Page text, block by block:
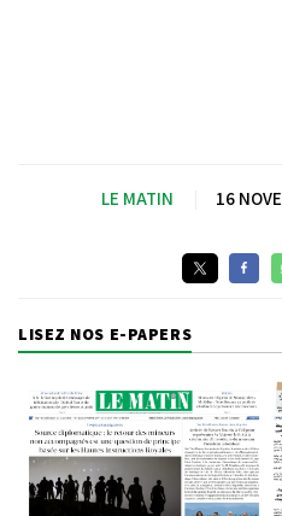
LE MATIN 16
LISEZ NOS E-PAPERS